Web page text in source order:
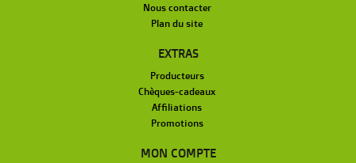
Nous contacter
Plan du site
EXTRAS
Producteurs
Chèques-cadeaux
Affiliations
Promotions
MON COMPTE